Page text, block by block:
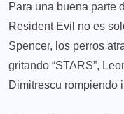
Para una buena parte
Resident Evil no es
Spencer, los perros
gritando “STARS”,
Dimitrescu rompiendo